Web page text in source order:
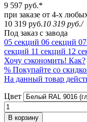
9 597 руб.*
при заказе от 4-х
10 319 руб.10 319 руб./
Под заказ с завода
05 секций 06 секций
секций 11 секций 12
Хочу сэкономить! Как?
% Покупайте со
На данный товар
Цвет
В корзину